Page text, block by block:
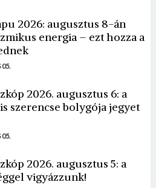
2026: augusztus 8-án
energia – ezt hozza a
05.
2026. augusztus 6: a
szerencse bolygója jegyet
05.
2026. augusztus 5: a
vigyázzunk!